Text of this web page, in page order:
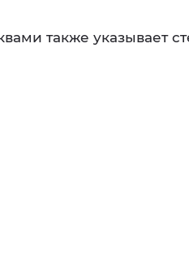
также указывает